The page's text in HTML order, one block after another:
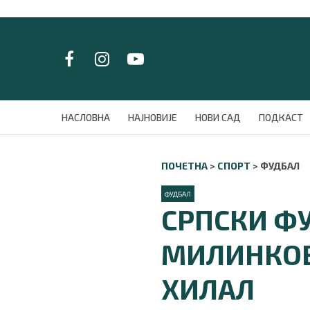
НАСЛОВНА НАЈНОВИЈЕ НОВИ САД ПОДКАСТ
ПОЧЕТНА > СПОРТ > ФУДБАЛ
ФУДБАЛ
СРПСКИ
ХИЛАЛ
НАСЛОВНА
НАЈНОВИЈЕ